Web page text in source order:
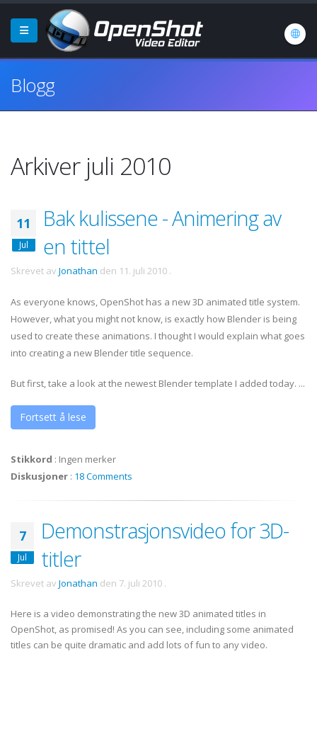
Blogg
Arkiver juli 2010
11
Jul
Bak kulissene - Animering av
en tittel
Skrevet av Jonathan den 11. juli 2010 .
As everyone knows, OpenShot has a new 3D animated title system.
However, what you might not know, is exactly how Blender is being
used to create these animations. I thought I would explain what goes
into creating a new Blender title sequence.
But first, take a look at the newest Blender template I added today. ...
Fortsett å lese
Stikkord : Ingen merker
Diskusjoner : 18 Comments
7
Jul
Demonstrasjonsvideo for 3D-
titler
Skrevet av Jonathan den 7. juli 2010 .
Here is a video demonstrating the new 3D animated titles in
OpenShot, as promised! As you can see, including some animated
titles can be quite dramatic and add lots of fun to any video.